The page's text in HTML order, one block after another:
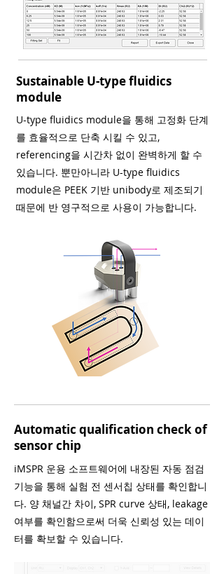
Sustainable U-type fluidics
module
U-type fluidics module을 통해 고정화 단계
를 효율적으로 단축 시킬 수 있고,
referencing을 시간차 없이 완벽하게 할 수
있습니다. 뿐만아니라 U-type fluidics
module은 PEEK 기반 unibody로 제조되기
때문에 반 영구적으로 사용이 가능합니다.
Automatic qualification check of
sensor chip
iMSPR 운용 소프트웨어에 내장된 자동 점검
기능을 통해 실험 전 센서칩 상태를 확인합니
다. 양 채널간 차이, SPR curve 상태, leakage
여부를 확인함으로써 더욱 신뢰성 있는 데이
터를 확보할 수 있습니다.